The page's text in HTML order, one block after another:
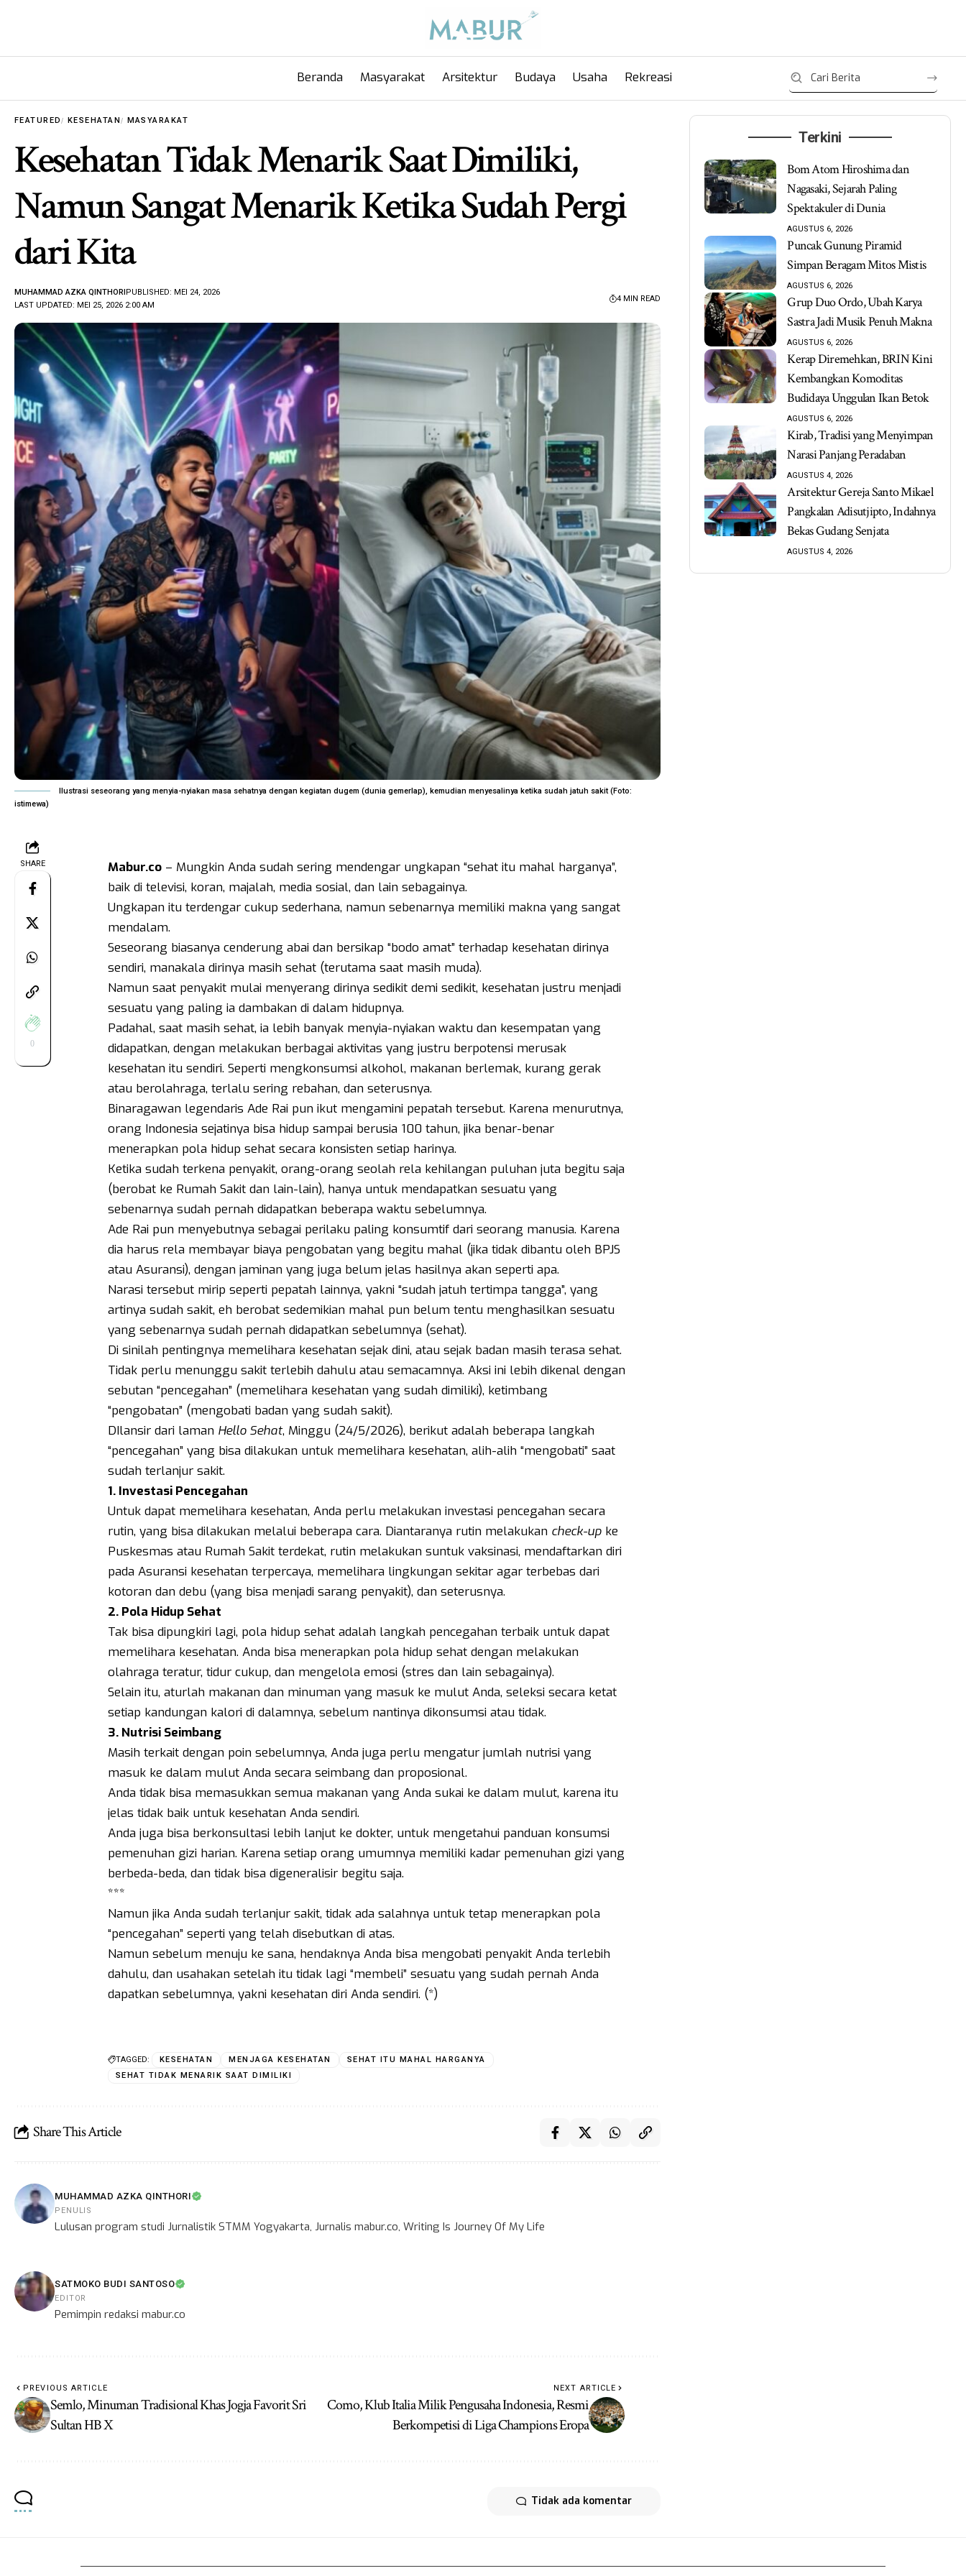
Beranda Masyarakat Arsitektur Budaya Usaha Rekreasi
FEATURED KESEHATAN MASYARAKAT
Kesehatan Tidak Menarik Saat Dimiliki,
Namun Sangat Menarik Ketika Sudah Pergi
dari Kita
LAST UPDATED: MEI 25, 2026 2:00 AM
MUHAMMAD AZKA QINTHORIPUBLISHED: MEI 24, 2026
4 MIN READ
Ilustrasi seseorang yang menyia-nyiakan masa sehatnya dengan kegiatan dugem (dunia gemerlap), kemudian menyesalinya ketika sudah jatuh sakit (Foto:
istimewa)
SHARE
0
Mabur.co– Mungkin Anda sudah sering mendengar ungkapan “sehat itu mahal harganya”,
baik di televisi, koran, majalah, media sosial, dan lain sebagainya.
Ungkapan itu terdengar cukup sederhana, namun sebenarnya memiliki makna yang sangat
mendalam.
Seseorang biasanya cenderung abai dan bersikap “bodo amat” terhadap kesehatan dirinya
sendiri, manakala dirinya masih sehat (terutama saat masih muda).
Namun saat penyakit mulai menyerang dirinya sedikit demi sedikit, kesehatan justru menjadi
sesuatu yang paling ia dambakan di dalam hidupnya.
Padahal, saat masih sehat, ia lebih banyak menyia-nyiakan waktu dan kesempatan yang
didapatkan, dengan melakukan berbagai aktivitas yang justru berpotensi merusak
kesehatan itu sendiri. Seperti mengkonsumsi alkohol, makanan berlemak, kurang gerak
atau berolahraga, terlalu sering rebahan, dan seterusnya.
Binaragawan legendaris Ade Rai pun ikut mengamini pepatah tersebut. Karena menurutnya,
orang Indonesia sejatinya bisa hidup sampai berusia 100 tahun, jika benar-benar
menerapkan pola hidup sehat secara konsisten setiap harinya.
Ketika sudah terkena penyakit, orang-orang seolah rela kehilangan puluhan juta begitu saja
(berobat ke Rumah Sakit dan lain-lain), hanya untuk mendapatkan sesuatu yang
sebenarnya sudah pernah didapatkan beberapa waktu sebelumnya.
Ade Rai pun menyebutnya sebagai perilaku paling konsumtif dari seorang manusia. Karena
dia harus rela membayar biaya pengobatan yang begitu mahal (jika tidak dibantu oleh BPJS
atau Asuransi), dengan jaminan yang juga belum jelas hasilnya akan seperti apa.
Narasi tersebut mirip seperti pepatah lainnya, yakni “sudah jatuh tertimpa tangga”, yang
artinya sudah sakit, eh berobat sedemikian mahal pun belum tentu menghasilkan sesuatu
yang sebenarnya sudah pernah didapatkan sebelumnya (sehat).
Di sinilah pentingnya memelihara kesehatan sejak dini, atau sejak badan masih terasa sehat.
Tidak perlu menunggu sakit terlebih dahulu atau semacamnya. Aksi ini lebih dikenal dengan
sebutan “pencegahan” (memelihara kesehatan yang sudah dimiliki), ketimbang
“pengobatan” (mengobati badan yang sudah sakit).
DIlansir dari laman Hello Sehat, Minggu (24/5/2026), berikut adalah beberapa langkah
“pencegahan” yang bisa dilakukan untuk memelihara kesehatan, alih-alih “mengobati” saat
sudah terlanjur sakit.
1. Investasi Pencegahan
Untuk dapat memelihara kesehatan, Anda perlu melakukan investasi pencegahan secara
rutin, yang bisa dilakukan melalui beberapa cara. Diantaranya rutin melakukan check-upke
Puskesmas atau Rumah Sakit terdekat, rutin melakukan suntuk vaksinasi, mendaftarkan diri
pada Asuransi kesehatan terpercaya, memelihara lingkungan sekitar agar terbebas dari
kotoran dan debu (yang bisa menjadi sarang penyakit), dan seterusnya.
2. Pola Hidup Sehat
Tak bisa dipungkiri lagi, pola hidup sehat adalah langkah pencegahan terbaik untuk dapat
memelihara kesehatan. Anda bisa menerapkan pola hidup sehat dengan melakukan
olahraga teratur, tidur cukup, dan mengelola emosi (stres dan lain sebagainya).
Selain itu, aturlah makanan dan minuman yang masuk ke mulut Anda, seleksi secara ketat
setiap kandungan kalori di dalamnya, sebelum nantinya dikonsumsi atau tidak.
3. Nutrisi Seimbang
Masih terkait dengan poin sebelumnya, Anda juga perlu mengatur jumlah nutrisi yang
masuk ke dalam mulut Anda secara seimbang dan proposional.
Anda tidak bisa memasukkan semua makanan yang Anda sukai ke dalam mulut, karena itu
jelas tidak baik untuk kesehatan Anda sendiri.
Anda juga bisa berkonsultasi lebih lanjut ke dokter, untuk mengetahui panduan konsumsi
pemenuhan gizi harian. Karena setiap orang umumnya memiliki kadar pemenuhan gizi yang
berbeda-beda, dan tidak bisa digeneralisir begitu saja.
***
Namun jika Anda sudah terlanjur sakit, tidak ada salahnya untuk tetap menerapkan pola
“pencegahan” seperti yang telah disebutkan di atas.
Namun sebelum menuju ke sana, hendaknya Anda bisa mengobati penyakit Anda terlebih
dahulu, dan usahakan setelah itu tidak lagi “membeli” sesuatu yang sudah pernah Anda
dapatkan sebelumnya, yakni kesehatan diri Anda sendiri. (*)
TAGGED: KESEHATAN MENJAGA KESEHATAN
SEHAT ITU MAHAL HARGANYA
SEHAT TIDAK MENARIK SAAT DIMILIKI
Share This Article
MUHAMMAD AZKA QINTHORI
PENULIS
Lulusan program studi Jurnalistik STMM Yogyakarta, Jurnalis mabur.co, Writing Is Journey Of My Life
SATMOKO BUDI SANTOSO
EDITOR
Pemimpin redaksi mabur.co
PREVIOUS ARTICLE
Semlo, Minuman Tradisional Khas Jogja Favorit Sri
Sultan HB X
NEXT ARTICLE
Como, Klub Italia Milik Pengusaha Indonesia, Resmi
Berkompetisi di Liga Champions Eropa
Tidak ada komentar
Terkini
Bom Atom Hiroshima dan
Nagasaki, Sejarah Paling
Spektakuler di Dunia
AGUSTUS 6, 2026
Puncak Gunung Piramid
Simpan Beragam Mitos Mistis
AGUSTUS 6, 2026
Grup Duo Ordo, Ubah Karya
Sastra Jadi Musik Penuh Makna
AGUSTUS 6, 2026
Kerap Diremehkan, BRIN Kini
Kembangkan Komoditas
Budidaya Unggulan Ikan Betok
AGUSTUS 6, 2026
Kirab, Tradisi yang Menyimpan
Narasi Panjang Peradaban
AGUSTUS 4, 2026
Arsitektur Gereja Santo Mikael
Pangkalan Adisutjipto, Indahnya
Bekas Gudang Senjata
AGUSTUS 4, 2026